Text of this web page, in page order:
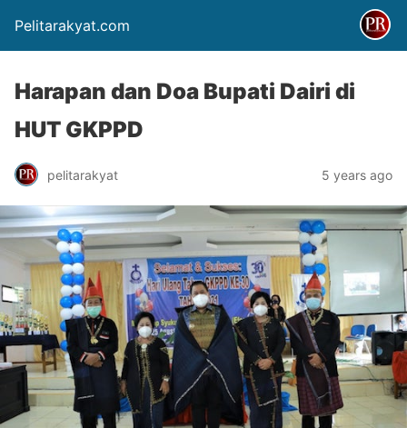
Pelitarakyat.com
Harapan dan Doa Bupati Dairi di
HUT GKPPD
pelitarakyat 5 years ago